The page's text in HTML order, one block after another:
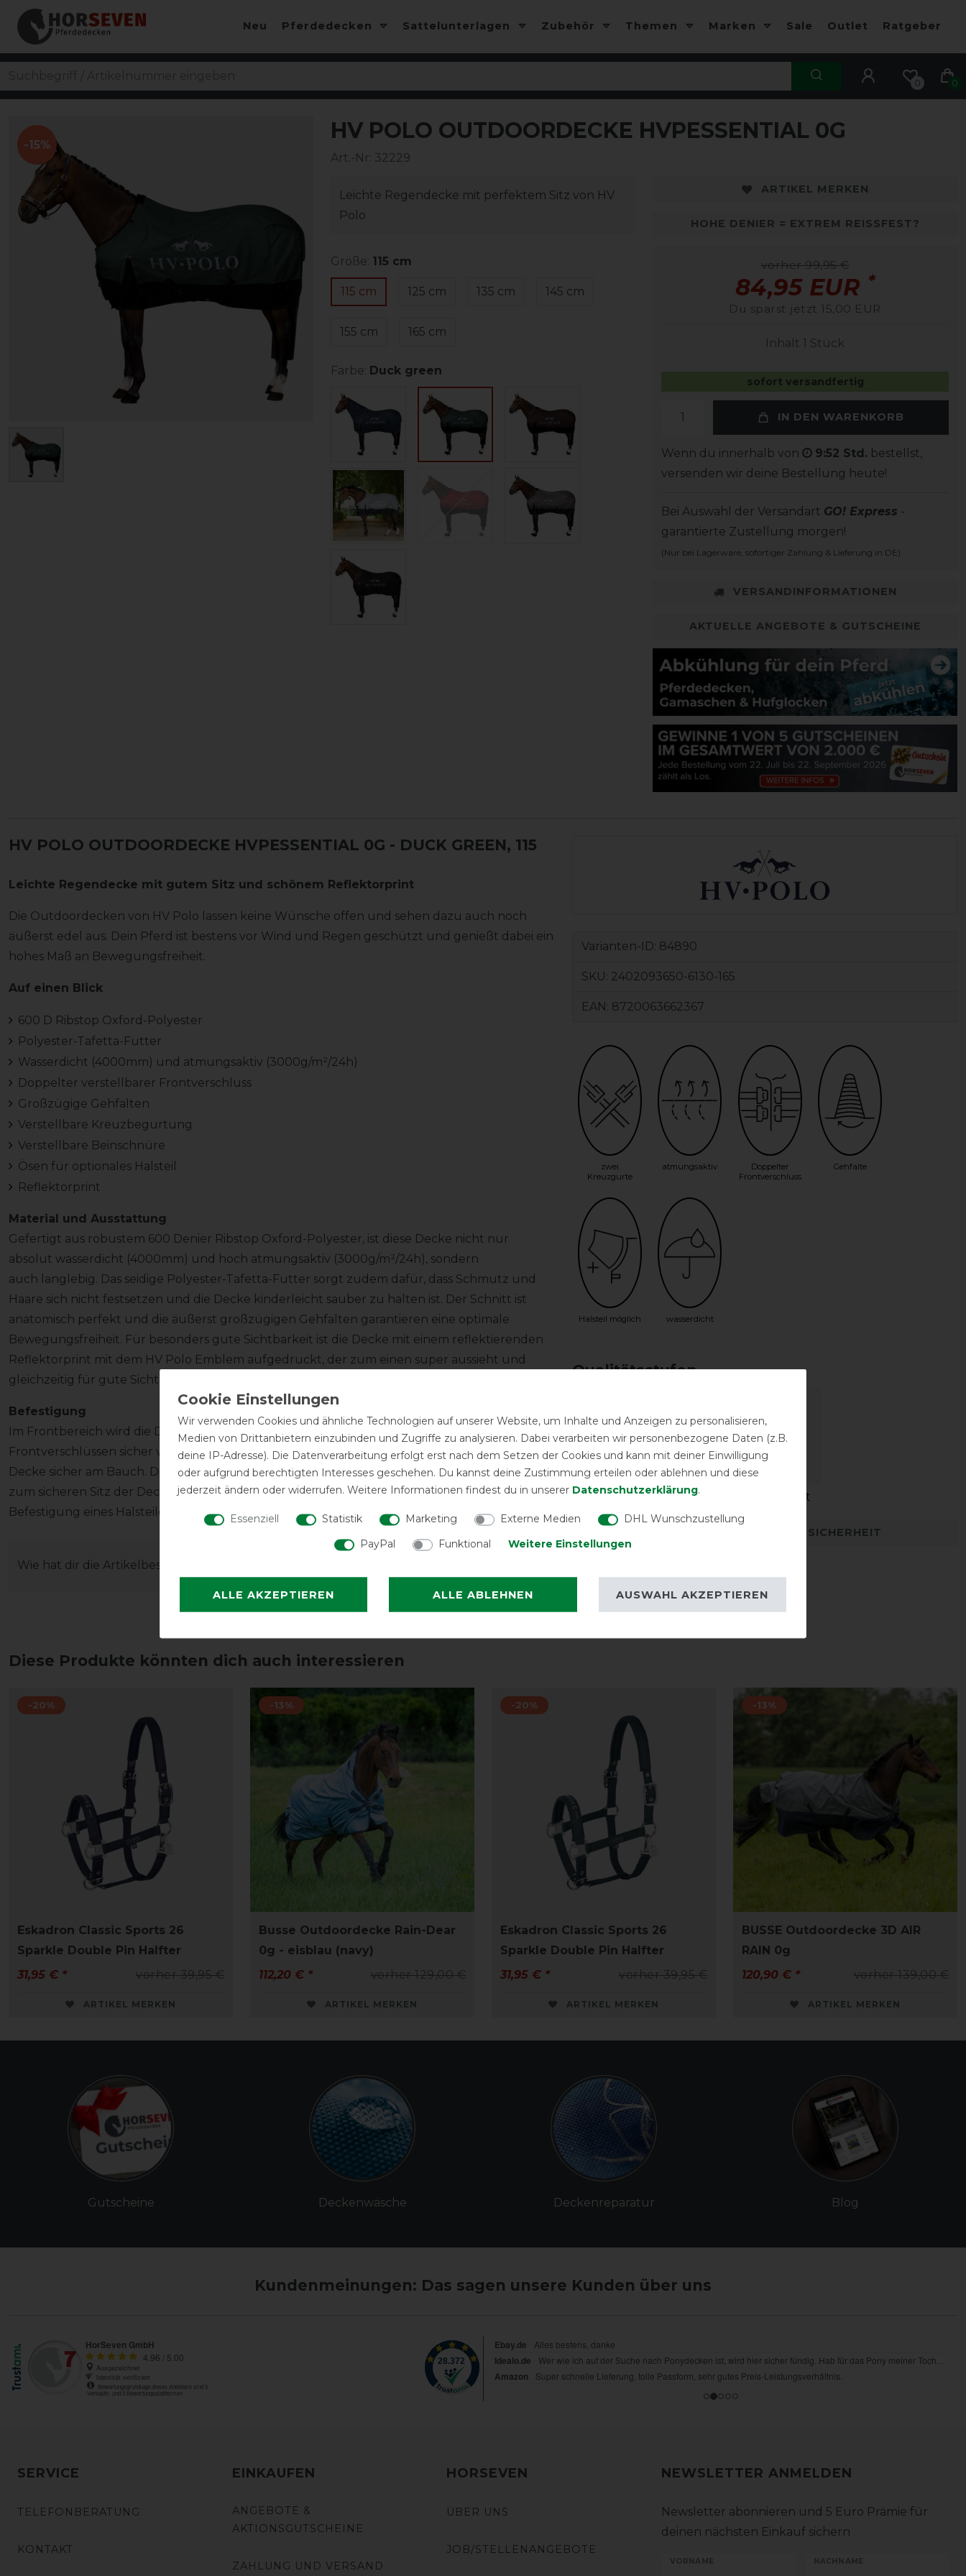
Neu Pferdedecken Sattelunterlagen Zubehör Themen Marken Sale Outlet Ratgeber
0 0
-15%
HV POLO OUTDOORDECKE HVPESSENTIAL 0G
Art.-Nr: 32229
Leichte Regendecke mit perfektem Sitz von HV
Polo
Größe: 115 cm
115 cm 125 cm 135 cm 145 cm
155 cm 165 cm
Farbe: Duck green
ARTIKEL MERKEN
HOHE DENIER = EXTREM REISSFEST?
vorher 99,95 €
84,95 EUR *
Du sparst jetzt 15,00 EUR
Inhalt 1 Stück
sofort versandfertig
IN DEN WARENKORB
Wenn du innerhalb von 9:52 Std. bestellst,
versenden wir deine Bestellung heute!
Bei Auswahl der Versandart GO! Express -
garantierte Zustellung morgen!
(Nur bei Lagerware, sofortiger Zahlung & Lieferung in DE)
VERSANDINFORMATIONEN
AKTUELLE ANGEBOTE & GUTSCHEINE
HV POLO OUTDOORDECKE HVPESSENTIAL 0G - DUCK GREEN, 115
Leichte Regendecke mit gutem Sitz und schönem Reflektorprint
Die Outdoordecken von HV Polo lassen keine Wünsche offen und sehen dazu auch noch
äußerst edel aus. Dein Pferd ist bestens vor Wind und Regen geschützt und genießt dabei ein
hohes Maß an Bewegungsfreiheit.
Auf einen Blick
600 D Ribstop Oxford-Polyester
Polyester-Tafetta-Futter
Wasserdicht (4000mm) und atmungsaktiv (3000g/m²/24h)
Doppelter verstellbarer Frontverschluss
Großzügige Gehfalten
Verstellbare Kreuzbegurtung
Verstellbare Beinschnüre
Ösen für optionales Halsteil
Reflektorprint
Material und Ausstattung
Gefertigt aus robustem 600 Denier Ribstop Oxford-Polyester, ist diese Decke nicht nur
absolut wasserdicht (4000mm) und hoch atmungsaktiv (3000g/m²/24h), sondern
auch langlebig. Das seidige Polyester-Tafetta-Futter sorgt zudem dafür, dass Schmutz und
Haare sich nicht festsetzen und die Decke kinderleicht sauber zu halten ist. Der Schnitt ist
anatomisch perfekt und die äußerst großzügigen Gehfalten garantieren eine optimale
Bewegungsfreiheit. Für besonders gute Sichtbarkeit ist die Decke mit einem reflektierenden
Reflektorprint mit dem HV Polo Emblem aufgedruckt, der zum einen super aussieht und
gleichzeitig für gute Sichtbarkeit sorgt.
Befestigung
Im Frontbereich wird die Decke zuerst mit einem doppelten und verstellbaren
Frontverschlüssen sicher verschlossen. Eine verstellbare Kreuzbegurtung verschließt die
Decke sicher am Bauch. Die verstellbaren Schweifriemen im Bereich der Hinterhand tragen
zum sicheren Sitz der Decke bei. Im Bereich des Halsausschnittes ermöglichen Ösen die
Befestigung eines Halsteiles (nicht inklusive, jedoch in unserem Shop erhältlich).
Wie hat dir die Artikelbeschreibung gefallen?
Varianten-ID: 84890
SKU: 2402093650-6130-165
EAN: 8720063662367
zwei
Kreuzgurte
atmungsaktiv
Doppelter
Frontverschluss
Gehfalte
Halsteil möglich wasserdicht
Qualitätsstufen
Reißfestigkeit Wasserdichtigkeit
DETAILS ZUR PRODUKTSICHERHEIT
Diese Produkte könnten dich auch interessieren
-20%
Eskadron Classic Sports 26
Sparkle Double Pin Halfter
vorher 39,95 €
31,95 € *
ARTIKEL MERKEN
-13%
Busse Outdoordecke Rain-Dear
0g - eisblau (navy)
vorher 129,00 €
112,20 € *
ARTIKEL MERKEN
-20%
Eskadron Classic Sports 26
Sparkle Double Pin Halfter
vorher 39,95 €
31,95 € *
ARTIKEL MERKEN
-13%
BUSSE Outdoordecke 3D AIR
RAIN 0g
vorher 139,00 €
120,90 € *
ARTIKEL MERKEN
Gutscheine Deckenwäsche Deckenreparatur Blog
Kundenmeinungen: Das sagen unsere Kunden über uns
SERVICE
TELEFONBERATUNG
KONTAKT
EINKAUFEN
ANGEBOTE &
AKTIONSGUTSCHEINE
ZAHLUNG UND VERSAND
HORSEVEN
ÜBER UNS
JOB/STELLENANGEBOTE
NEWSLETTER ANMELDEN
Newsletter abonnieren und 5 Euro Prämie für
deinen nächsten Einkauf sichern
VORNAME NACHNAME
Wir verwenden Cookies und ähnliche Technologien auf unserer Website, um Inhalte und Anzeigen zu personalisieren,
Medien von Drittanbietern einzubinden und Zugriffe zu analysieren. Dabei verarbeiten wir personenbezogene Daten (z.B.
deine IP-Adresse). Die Datenverarbeitung erfolgt erst nach dem Setzen der Cookies und kann mit deiner Einwilligung
oder aufgrund berechtigten Interesses geschehen. Du kannst deine Zustimmung erteilen oder ablehnen und diese
jederzeit ändern oder widerrufen. Weitere Informationen findest du in unserer Daten­schutz­erklärung.
Essenziell Statistik Marketing Externe Medien
DHL Wunschzustellung
PayPal
Funktional Weitere Einstellungen
ALLE AKZEPTIEREN ALLE ABLEHNEN AUSWAHL AKZEPTIEREN